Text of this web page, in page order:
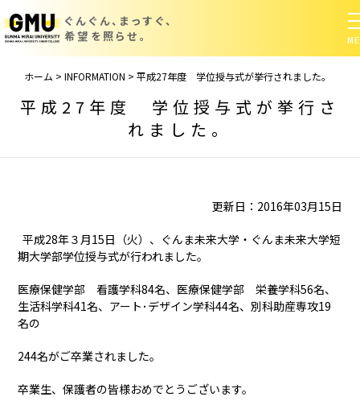
ぐんぐん、まっすぐ、
希望を照らせ。
ホーム > INFORMATION > 平成27年度 学位授与式が挙行されました。
平成27年度 学位授与式が挙行さ
れました。
更新日：2016年03月15日
平成28年３月15日（火）、ぐんま未来大学・ぐんま未来大学短
期大学部学位授与式が行われました。
医療保健学部 看護学科84名、医療保健学部 栄養学科56名、
生活科学科41名、アート･デザイン学科44名、別科助産専攻19
名の
244名がご卒業されました。
卒業生、保護者の皆様おめでとうございます。